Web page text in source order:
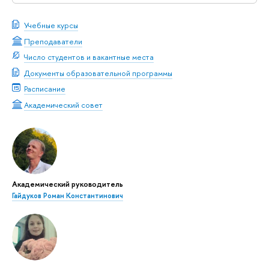
Учебные курсы
Преподаватели
Число студентов и вакантные места
Документы образовательной программы
Расписание
Академический совет
Академический руководитель
Гайдуков Роман Константинович